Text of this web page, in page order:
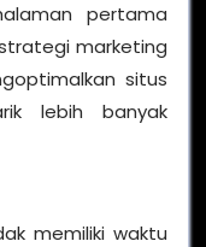
pertama
marketing
situs
lebih banyak
memiliki waktu